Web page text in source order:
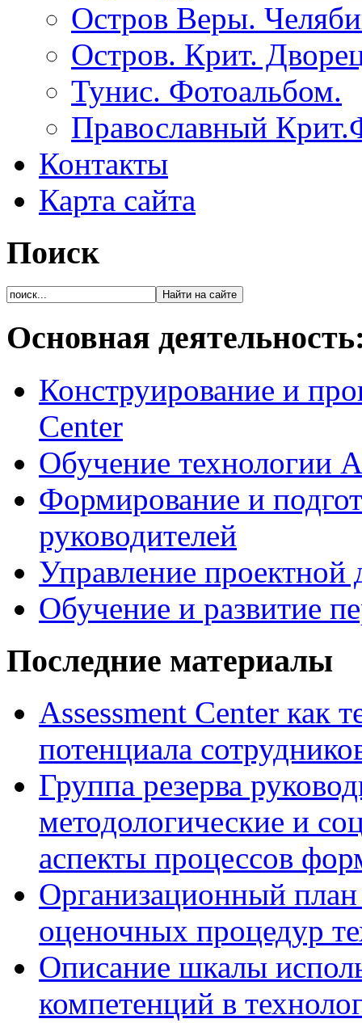
Остров Веры.
Остров. Крит.
Тунис. Фотоальбом.
Православный
Контакты
Карта сайта
Поиск
Основная
Конструирование и
Center
Обучение технологии
Формирование и
руководителей
Управление проектной
Обучение и развитие
Последние материалы
Assessment Center как
потенциала
Группа резерва
методологические и
аспекты процессов
Организационный
оценочных процедур
Описание шкалы
компетенций в